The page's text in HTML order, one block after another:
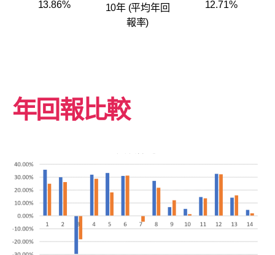
13.86%
10年 (平均年回
報率)
12.71%
年回報比較